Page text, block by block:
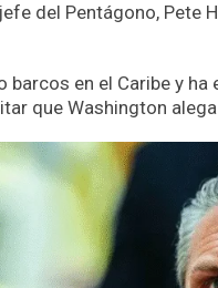
del Pentágono, Pete
barcos en el Caribe y
que Washington